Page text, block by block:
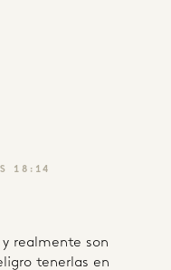
18:14
realmente son
tenerlas en